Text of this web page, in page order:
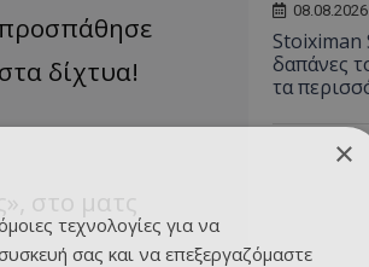
δίχτυα!
στο ματς
Stoiximan
δαπάνες
τα
×
τεχνολογίες για να
σας και να επεξεργαζόμαστε